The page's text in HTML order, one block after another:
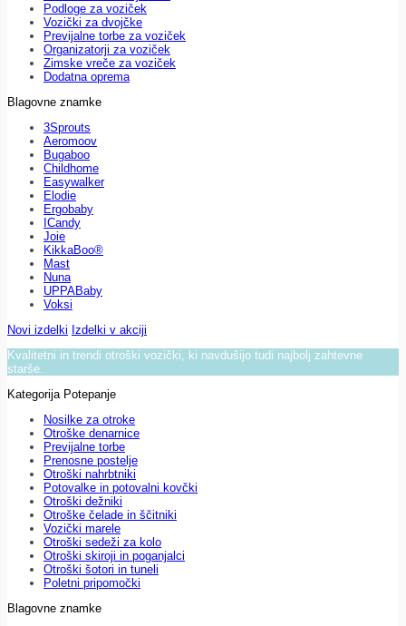
Podloge za voziček
Vozički za dvojčke
Previjalne torbe za voziček
Organizatorji za voziček
Zimske vreče za voziček
Dodatna oprema
Blagovne znamke
3Sprouts
Aeromoov
Bugaboo
Childhome
Easywalker
Elodie
Ergobaby
ICandy
Joie
KikkaBoo®
Mast
Nuna
UPPABaby
Voksi
Novi izdelki Izdelki v akciji
Kvalitetni in trendi otroški vozički, ki navdušijo tudi najbolj zahtevne
starše.
Kategorija Potepanje
Nosilke za otroke
Otroške denarnice
Previjalne torbe
Prenosne postelje
Otroški nahrbtniki
Potovalke in potovalni kovčki
Otroški dežniki
Otroške čelade in ščitniki
Vozički marele
Otroški sedeži za kolo
Otroški skiroji in poganjalci
Otroški šotori in tuneli
Poletni pripomočki
Blagovne znamke